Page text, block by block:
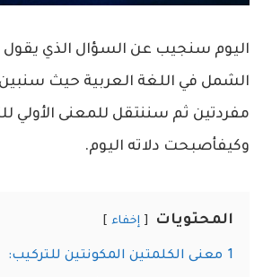
اليوم سنجيب عن السؤال الذي يقول
الشمل في اللغة العربية حيث
مفردتين ثم سننتقل للمعنى الأولي
وكيفأصبحت دلاته اليوم.
المحتويات إخفاء
1 معنى الكلمتين المكونتين للتركيب: